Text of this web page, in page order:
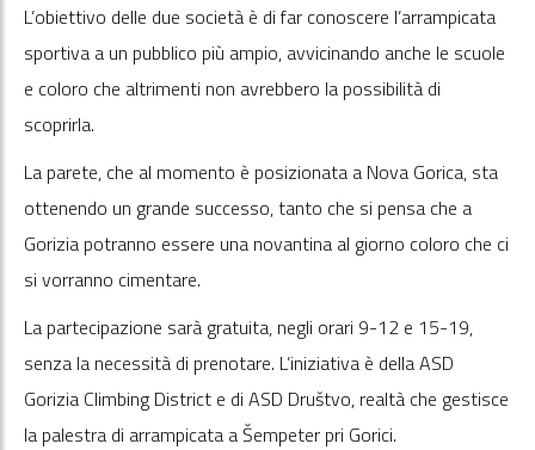
L’obiettivo delle due società è di far conoscere l’arrampicata
sportiva a un pubblico più ampio, avvicinando anche le scuole
e coloro che altrimenti non avrebbero la possibilità di
scoprirla.
La parete, che al momento è posizionata a Nova Gorica, sta
ottenendo un grande successo, tanto che si pensa che a
Gorizia potranno essere una novantina al giorno coloro che ci
si vorranno cimentare.
La partecipazione sarà gratuita, negli orari 9-12 e 15-19,
senza la necessità di prenotare. L’iniziativa è della ASD
Gorizia Climbing District e di ASD Društvo, realtà che gestisce
la palestra di arrampicata a Šempeter pri Gorici.